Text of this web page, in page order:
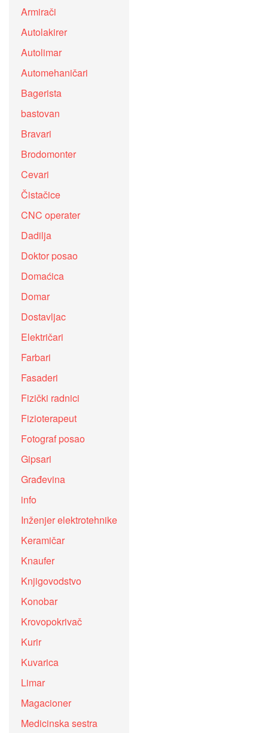
Armirači
Autolakirer
Autolimar
Automehaničari
Bagerista
bastovan
Bravari
Brodomonter
Cevari
Čistačice
CNC operater
Dadilja
Doktor posao
Domaćica
Domar
Dostavljac
Električari
Farbari
Fasaderi
Fizički radnici
Fizioterapeut
Fotograf posao
Gipsari
Građevina
info
Inženjer elektrotehnike
Keramičar
Knaufer
Knjigovodstvo
Konobar
Krovopokrivač
Kurir
Kuvarica
Limar
Magacioner
Medicinska sestra